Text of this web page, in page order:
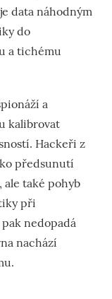
data náhodným
do
a tichému
a
kalibrovat
Hackeři z
předsunutí
ale také pohyb
při
nedopadá
nachází